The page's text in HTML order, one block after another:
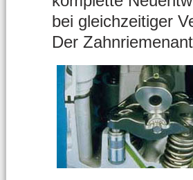
bei gleichzeitiger
Der